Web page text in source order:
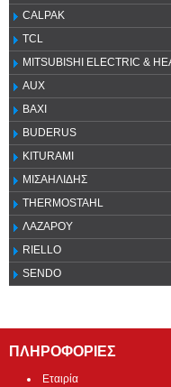
CALPAK
TCL
MITSUBISHI ELECTRIC &
AUX
ΒΑΧΙ
BUDERUS
KITURAMI
ΜΙΣΑΗΛΙΔΗΣ
THERMOSTAHL
ΛΑΖΑΡΟΥ
RIELLO
SENDO
ΠΛΗΡΟΦΟΡΙΕΣ
Εταιρία